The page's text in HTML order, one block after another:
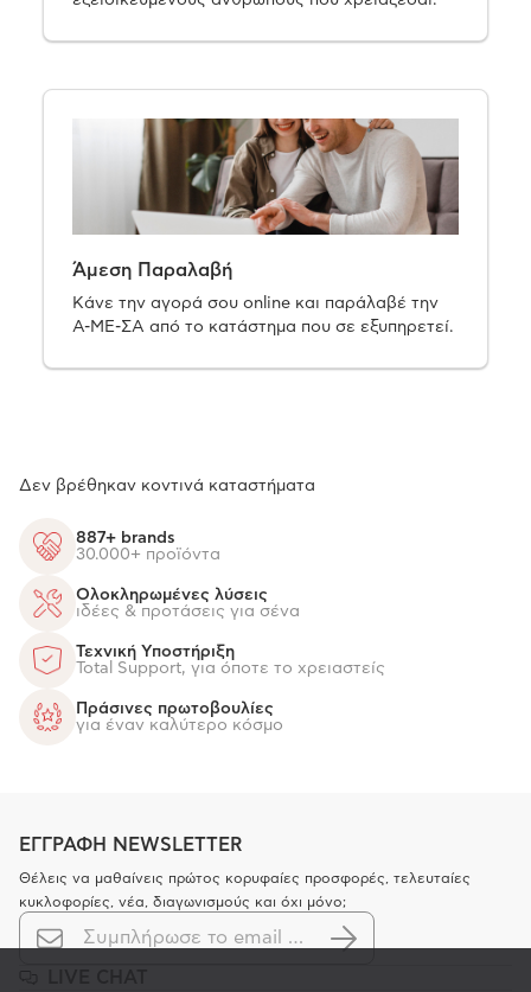
Άμεση Παραλαβή
Κάνε την αγορά σου online και παράλαβέ την
Α-ΜΕ-ΣΑ από το κατάστημα που σε εξυπηρετεί.
Δεν βρέθηκαν κοντινά καταστήματα
887+ brands
30.000+ προϊόντα
Ολοκληρωμένες λύσεις
ιδέες & προτάσεις για σένα
Τεχνική Υποστήριξη
Total Support, για όποτε το χρειαστείς
Πράσινες πρωτοβουλίες
για έναν καλύτερο κόσμο
ΕΓΓΡΑΦΗ NEWSLETTER
Θέλεις να μαθαίνεις πρώτος κορυφαίες προσφορές, τελευταίες
κυκλοφορίες, νέα, διαγωνισμούς και όχι μόνο;